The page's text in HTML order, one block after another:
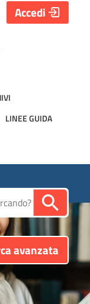
LINEE GUIDA
Accedi
avanzata